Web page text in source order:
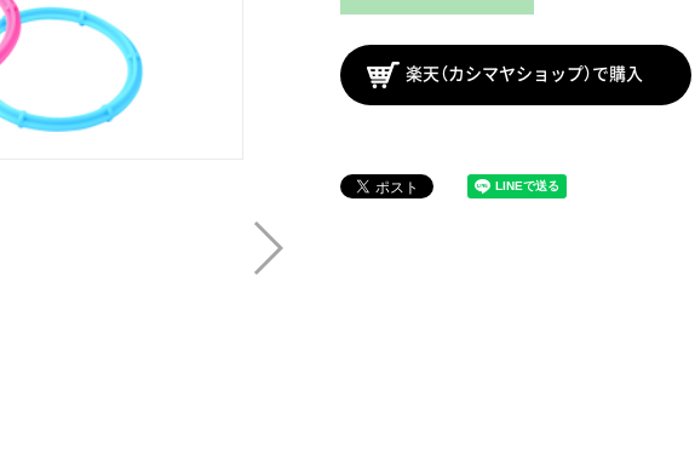
楽天（カシマヤショップ）で購入